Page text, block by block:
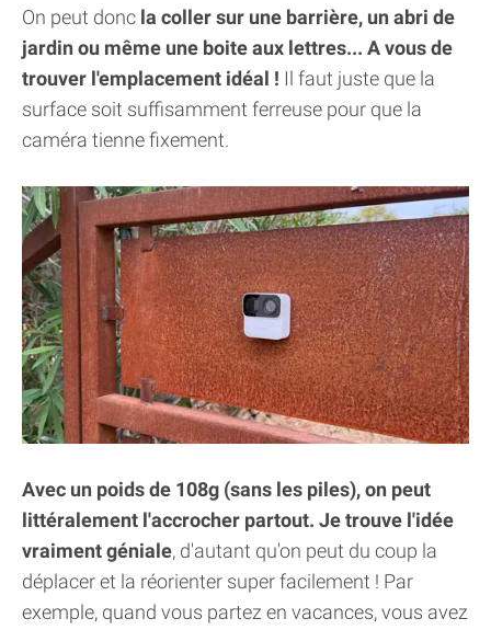
On peut donc la coller sur une barrière, un abri de
jardin ou même une boite aux lettres... A vous de
trouver l'emplacement idéal ! Il faut juste que la
surface soit suffisamment ferreuse pour que la
caméra tienne fixement.
Avec un poids de 108g (sans les piles), on peut
littéralement l'accrocher partout. Je trouve l'idée
vraiment géniale, d'autant qu'on peut du coup la
déplacer et la réorienter super facilement ! Par
exemple, quand vous partez en vacances, vous avez